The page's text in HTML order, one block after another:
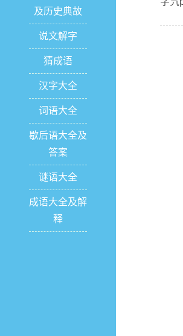
及历史典故
说文解字
猜成语
汉字大全
词语大全
歇后语大全及
答案
谜语大全
成语大全及解
释